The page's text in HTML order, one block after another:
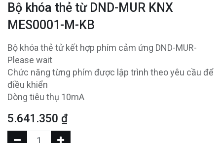
Bộ khóa thẻ từ DND-MUR KNX
MES0001-M-KB
Bộ khóa thẻ tử kết hợp phím cảm ứng DND-MUR-
Please wait
Chức năng từng phím được lập trình theo yêu cầu để
điều khiển
Dòng tiêu thụ 10mA
5.641.350 ₫